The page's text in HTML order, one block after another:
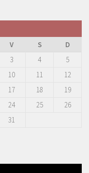
V S
D
3 4
5
10 11
12
17 18
19
24 25
26
31